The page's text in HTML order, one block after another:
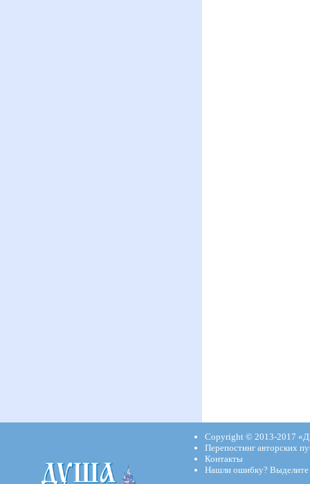
Copyright © 2013-2017
Перепостинг авторских
Контакты
Нашли ошибку?